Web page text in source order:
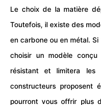
Le choix de la matière
Toutefois, il existe des
en carbone ou en métal.
choisir un modèle
résistant et limitera
constructeurs proposent
pourront vous offrir